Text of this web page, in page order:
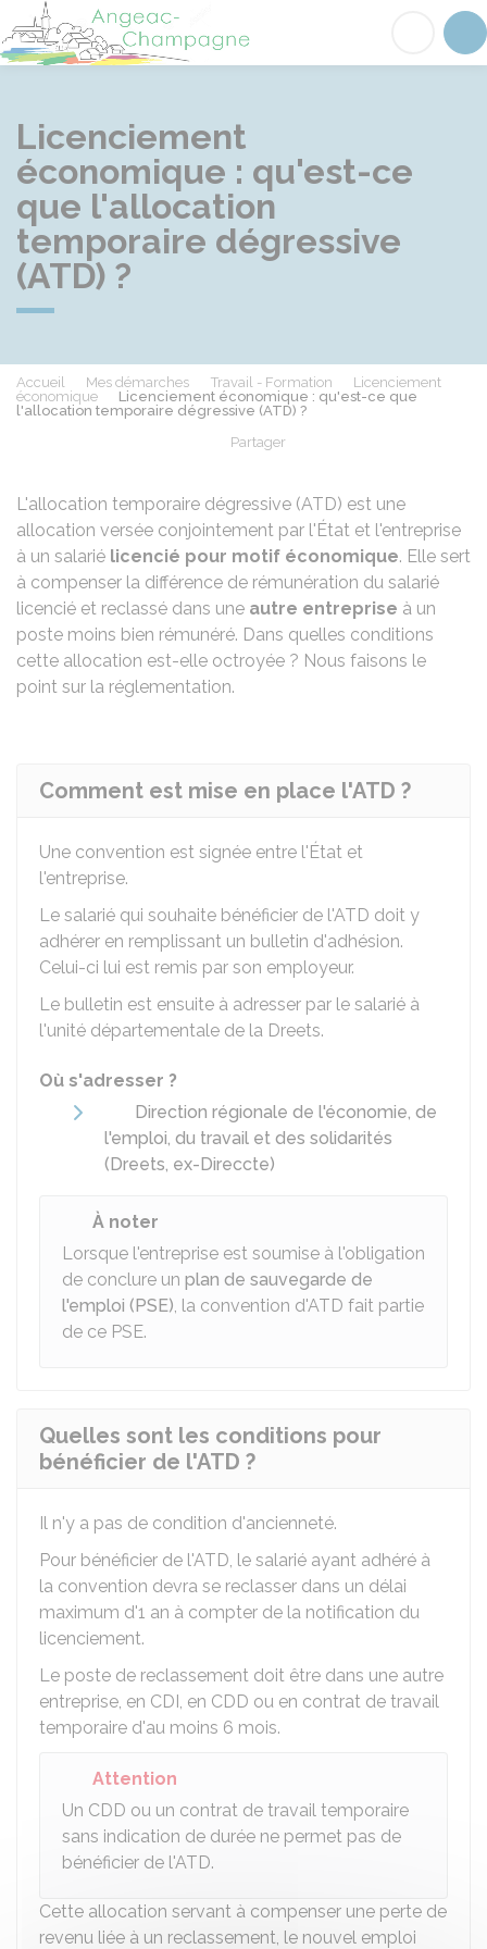
Angeac-Champagne
Licenciement
économique : qu'est-ce
que l'allocation
temporaire dégressive
(ATD) ?
Accueil Mes démarches Travail - Formation
Licenciement
économique
Licenciement économique : qu'est-ce que
l'allocation temporaire dégressive (ATD) ?
Partager
L'allocation temporaire dégressive (ATD) est une
allocation versée conjointement par l'État et l'entreprise
à un salarié licencié pour motif économique. Elle sert
à compenser la différence de rémunération du salarié
licencié et reclassé dans une autre entreprise à un
poste moins bien rémunéré. Dans quelles conditions
cette allocation est-elle octroyée ? Nous faisons le
point sur la réglementation.
Comment est mise en place l'ATD ?
Une convention est signée entre l'État et
l'entreprise.
Le salarié qui souhaite bénéficier de l'ATD doit y
adhérer en remplissant un bulletin d'adhésion.
Celui-ci lui est remis par son employeur.
Le bulletin est ensuite à adresser par le salarié à
l'unité départementale de la Dreets.
Où s'adresser ?
Direction régionale de l'économie, de
l'emploi, du travail et des solidarités
(Dreets, ex-Direccte)
À noter
Lorsque l'entreprise est soumise à l'obligation
de conclure un plan de sauvegarde de
l'emploi (PSE), la convention d'ATD fait partie
de ce PSE.
Quelles sont les conditions pour
bénéficier de l'ATD ?
Il n'y a pas de condition d'ancienneté.
Pour bénéficier de l'ATD, le salarié ayant adhéré à
la convention devra se reclasser dans un délai
maximum d'1 an à compter de la notification du
licenciement.
Le poste de reclassement doit être dans une autre
entreprise, en CDI, en CDD ou en contrat de travail
temporaire d'au moins 6 mois.
Attention
Un CDD ou un contrat de travail temporaire
sans indication de durée ne permet pas de
bénéficier de l'ATD.
Cette allocation servant à compenser une perte de
revenu liée à un reclassement, le nouvel emploi